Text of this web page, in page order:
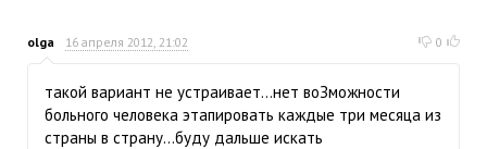
olga 16 апреля 2012, 21:02 0
такой вариант не устраивает...нет воЗможности
больного человека этапировать каждые три месяца из
страны в страну...буду дальше искать